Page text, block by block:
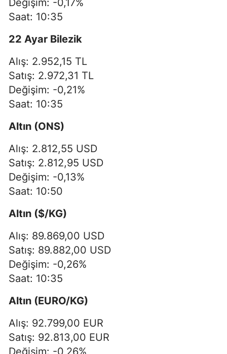
Saat: 10:35
22 Ayar Bilezik
Alış: 2.952,15 TL
Satış: 2.972,31 TL
Değişim: -0,21%
Saat: 10:35
Altın (ONS)
Alış: 2.812,55 USD
Satış: 2.812,95 USD
Değişim: -0,13%
Saat: 10:50
Altın ($/KG)
Alış: 89.869,00 USD
Satış: 89.882,00 USD
Değişim: -0,26%
Saat: 10:35
Altın (EURO/KG)
Alış: 92.799,00 EUR
Satış: 92.813,00 EUR
Değişim: -0,26%